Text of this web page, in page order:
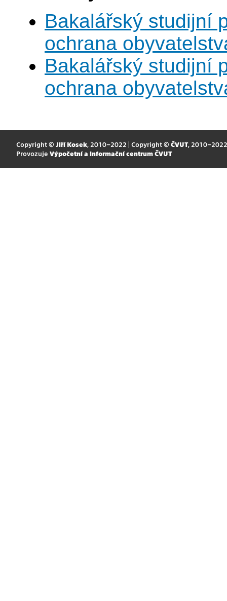
Bakalářský studijní
ochrana
Bakalářský studijní
ochrana
Copyright © Jiří Kosek, 2010–2022 | Copyright © ČVUT, 2010–2022
Provozuje Výpočetní a informační centrum ČVUT